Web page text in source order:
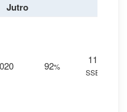
Jutro
92%
11
SSE